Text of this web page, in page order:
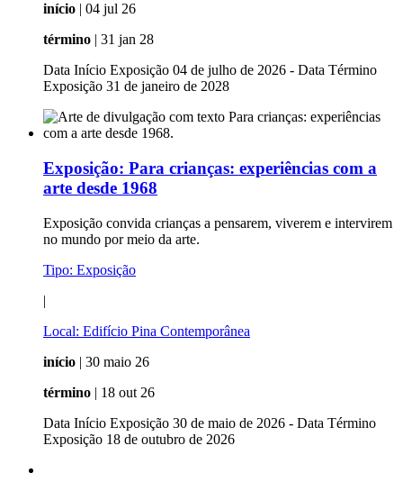
início | 04 jul 26
término | 31 jan 28
Data Início Exposição 04 de julho de 2026 - Data Término
Exposição 31 de janeiro de 2028
Exposição: Para crianças: experiências com a
arte desde 1968
Exposição convida crianças a pensarem, viverem e intervirem
no mundo por meio da arte.
Tipo: Exposição
|
Local: Edifício Pina Contemporânea
início | 30 maio 26
término | 18 out 26
Data Início Exposição 30 de maio de 2026 - Data Término
Exposição 18 de outubro de 2026